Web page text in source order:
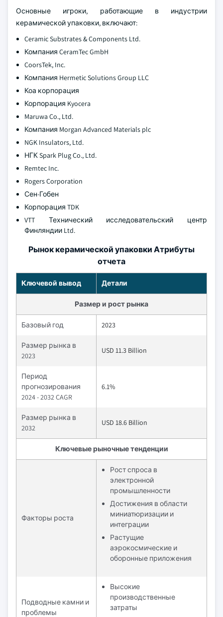
Основные игроки, работающие в индустрии
керамической упаковки, включают:
Ceramic Substrates & Components Ltd.
Компания CeramTec GmbH
CoorsTek, Inc.
Компания Hermetic Solutions Group LLC
Коа корпорация
Корпорация Kyocera
Maruwa Co., Ltd.
Компания Morgan Advanced Materials plc
NGK Insulators, Ltd.
НГК Spark Plug Co., Ltd.
Remtec Inc.
Rogers Corporation
Сен-Гобен
Корпорация TDK
VTT Технический исследовательский центр
Финляндии Ltd.
Рынок керамической упаковки Атрибуты
отчета
Ключевой вывод Детали
Размер и рост рынка
Базовый год 2023
Размер рынка в
2023
USD 11.3 Billion
Период
прогнозирования
2024 - 2032 CAGR
6.1%
Размер рынка в
2032
USD 18.6 Billion
Ключевые рыночные тенденции
Факторы роста
Рост спроса в
электронной
промышленности
Достижения в области
миниатюризации и
интеграции
Растущие
аэрокосмические и
оборонные приложения
Подводные камни и
проблемы
Высокие
производственные
затраты